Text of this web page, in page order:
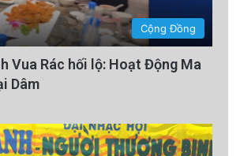
Cộng Đồng
Vua Rác hối lộ: Hoạt Động Ma
Dâm